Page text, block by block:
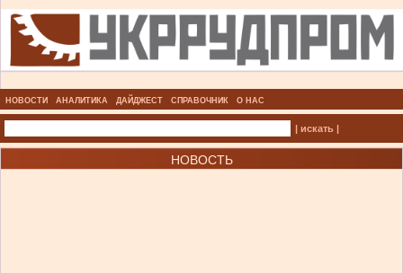
НОВОСТИ АНАЛИТИКА ДАЙДЖЕСТ СПРАВОЧНИК О НАС
| искать |
НОВОСТЬ